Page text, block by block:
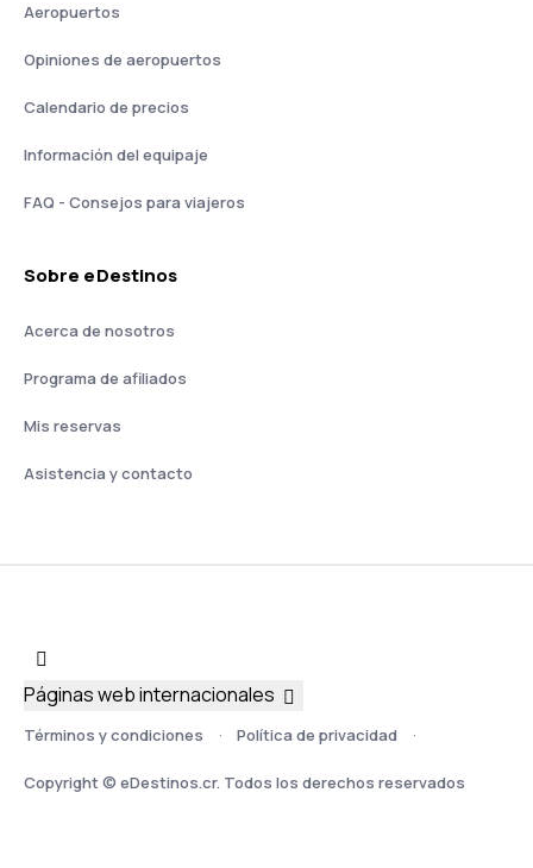
Aeropuertos
Opiniones de aeropuertos
Calendario de precios
Información del equipaje
FAQ - Consejos para viajeros
Sobre eDestinos
Acerca de nosotros
Programa de afiliados
Mis reservas
Asistencia y contacto
Términos y condiciones Política de privacidad
Copyright © eDestinos.cr. Todos los derechos reservados
Páginas web internacionales